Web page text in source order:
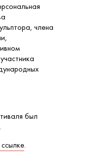
члена
был
.